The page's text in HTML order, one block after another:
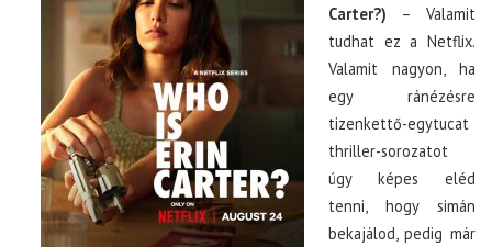
Carter?) – Valamit
tudhat ez a Netflix.
Valamit nagyon, ha
egy ránézésre
tizenkettő-egytucat
thriller-sorozatot
úgy képes eléd
tenni, hogy simán
bekajálod, pedig már